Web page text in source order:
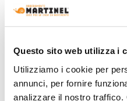
Questo sito web utilizza i
Utilizziamo i cookie per
annunci, per fornire
analizzare il nostro traffico.
+0€ +1136€